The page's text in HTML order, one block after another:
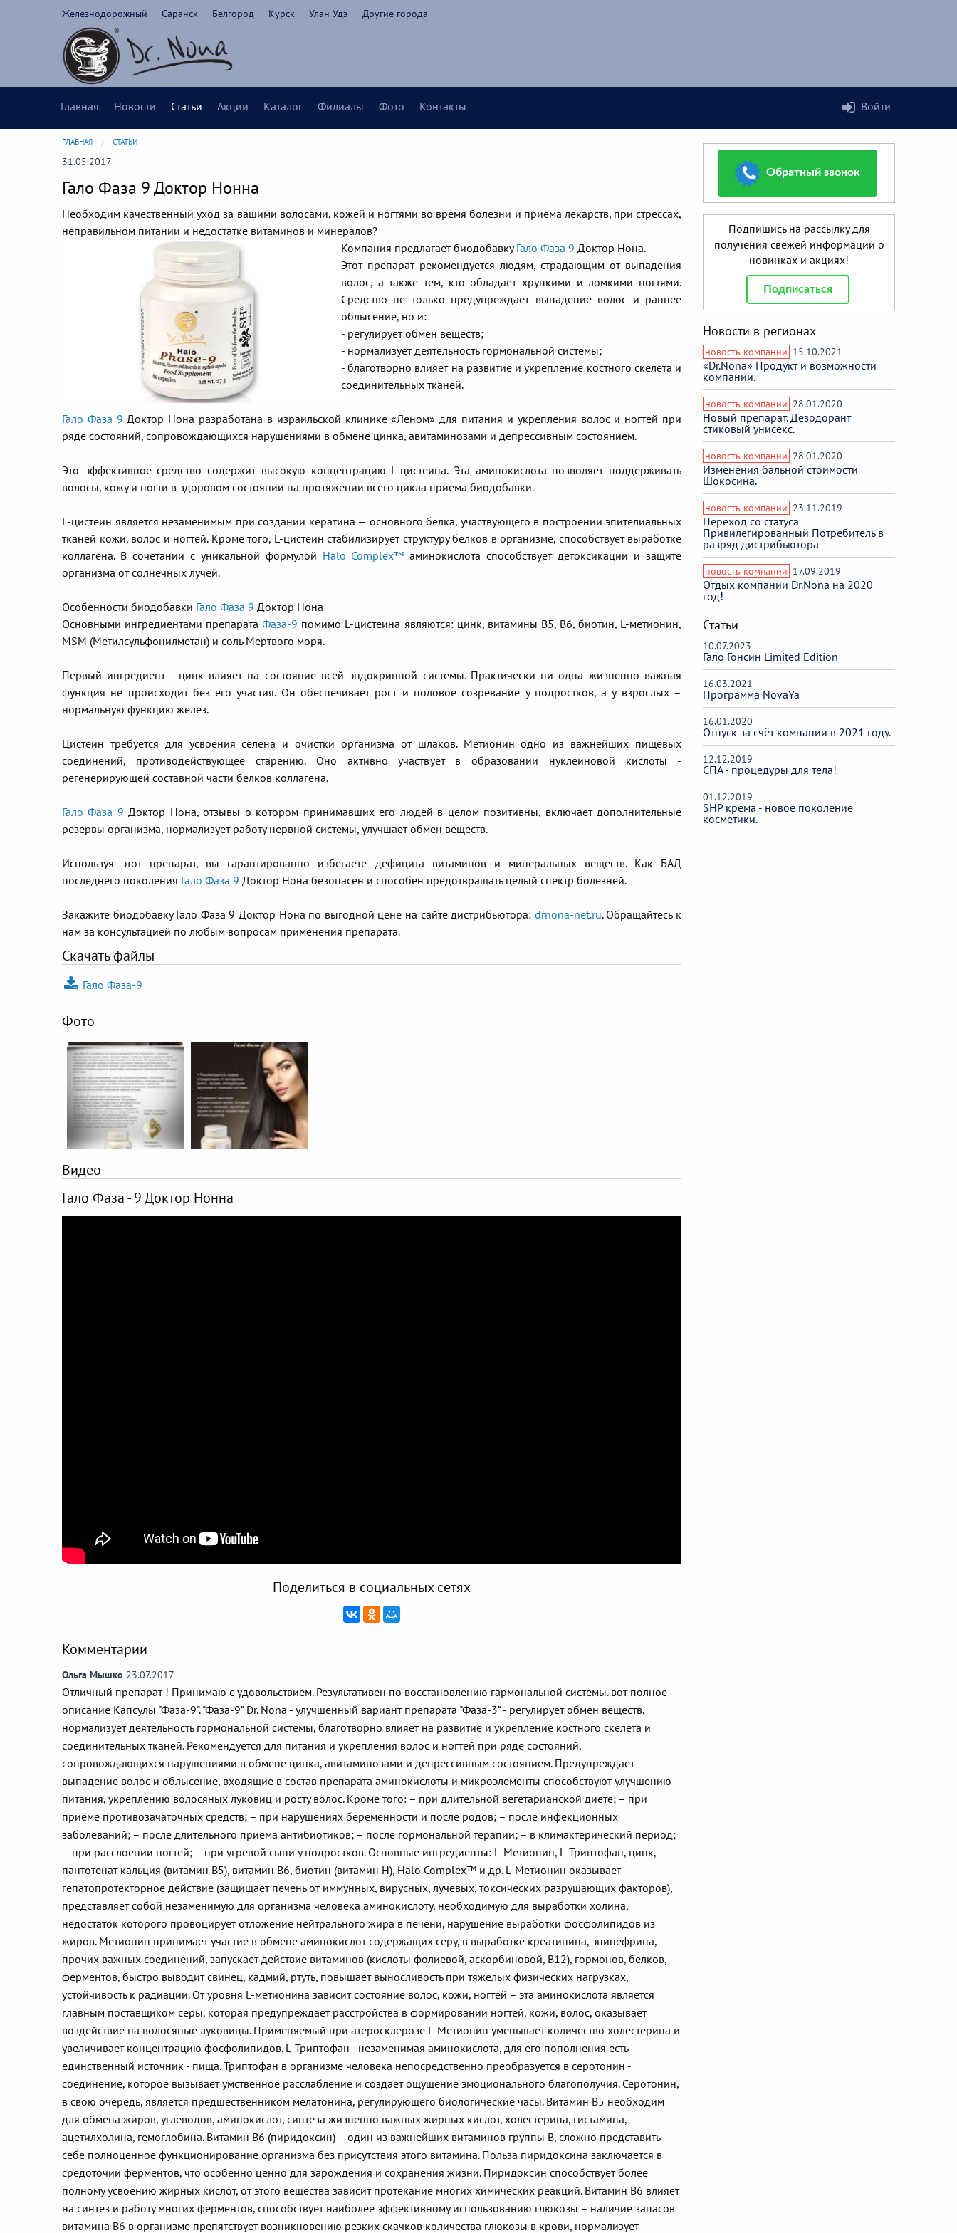
Железнодорожный Саранск Белгород Курск Улан-Удэ Другие города
Главная Новости Статьи Акции Каталог Филиалы Фото Контакты Войти
ГЛАВНАЯ СТАТЬИ
31.05.2017
Гало Фаза 9 Доктор Нонна
Необходим качественный уход за вашими волосами, кожей и ногтями во время болезни и приема лекарств, при стрессах,
неправильном питании и недостатке витаминов и минералов?
Компания предлагает биодобавкуГало Фаза 9 Доктор Нона.
Этот препарат рекомендуется людям, страдающим от выпадения
волос, а также тем, кто обладает хрупкими и ломкими ногтями.
Средство не только предупреждает выпадение волос и раннее
облысение, но и:
- регулирует обмен веществ;
- нормализует деятельность гормональной системы;
- благотворно влияет на развитие и укрепление костного скелета и
соединительных тканей.
Гало Фаза 9 Доктор Нона разработана в израильской клинике «Леном» для питания и укрепления волос и ногтей при
ряде состояний, сопровождающихся нарушениями в обмене цинка, авитаминозами и депрессивным состоянием.
Это эффективное средство содержит высокую концентрацию L-цистеина. Эта аминокислота позволяет поддерживать
волосы, кожу и ногти в здоровом состоянии на протяжении всего цикла приема биодобавки.
L-цистеин является незаменимым при создании кератина — основного белка, участвующего в построении эпителиальных
тканей кожи, волос и ногтей. Кроме того, L-цистеин стабилизирует структуру белков в организме, способствует выработке
коллагена. В сочетании с уникальной формулой Halo Complex™ аминокислота способствует детоксикации и защите
организма от солнечных лучей.
Особенности биодобавки Гало Фаза 9 Доктор Нона
Основными ингредиентами препаратаФаза-9 помимо L-цистеина являются: цинк, витамины В5, В6, биотин, L-метионин,
MSM (Метилсульфонилметан) и соль Мертвого моря.
Первый ингредиент - цинк влияет на состояние всей эндокринной системы. Практически ни одна жизненно важная
функция не происходит без его участия. Он обеспечивает рост и половое созревание у подростков, а у взрослых –
нормальную функцию желез.
Цистеин требуется для усвоения селена и очистки организма от шлаков. Метионин одно из важнейших пищевых
соединений, противодействующее старению. Оно активно участвует в образовании нуклеиновой кислоты -
регенерирующей составной части белков коллагена.
Гало Фаза 9 Доктор Нона, отзывы о котором принимавших его людей в целом позитивны, включает дополнительные
резервы организма, нормализует работу нервной системы, улучшает обмен веществ.
Используя этот препарат, вы гарантированно избегаете дефицита витаминов и минеральных веществ. Как БАД
последнего поколения Гало Фаза 9 Доктор Нона безопасен и способен предотвращать целый спектр болезней.
Закажите биодобавку Гало Фаза 9 Доктор Нона по выгодной цене на сайте дистрибьютора: drnona-net.ru. Обращайтесь к
нам за консультацией по любым вопросам применения препарата.
Скачать файлы
Гало Фаза-9
Фото
Видео
Гало Фаза - 9 Доктор Нонна
Поделиться в социальных сетях
Комментарии
Ольга Мышко 23.07.2017
Отличный препарат ! Принимаю с удовольствием. Результативен по восстановлению гармональной системы. вот полное
описание Капсулы "Фаза-9". "Фаза-9” Dr. Nona - улучшенный вариант препарата "Фаза-3” - регулирует обмен веществ,
нормализует деятельность гормональной системы, благотворно влияет на развитие и укрепление костного скелета и
соединительных тканей. Рекомендуется для питания и укрепления волос и ногтей при ряде состояний,
сопровождающихся нарушениями в обмене цинка, авитаминозами и депрессивным состоянием. Предупреждает
выпадение волос и облысение, входящие в состав препарата аминокислоты и микроэлементы способствуют улучшению
питания, укреплению волосяных луковиц и росту волос. Кроме того: – при длительной вегетарианской диете; – при
приёме противозачаточных средств; – при нарушениях беременности и после родов; – после инфекционных
заболеваний; – после длительного приёма антибиотиков; – после гормональной терапии; – в климактерический период;
– при расслоении ногтей; – при угревой сыпи у подростков. Основные ингредиенты: L-Метионин, L-Триптофан, цинк,
пантотенат кальция (витамин В5), витамин В6, биотин (витамин Н), Halo Complex™ и др. L-Метионин оказывает
гепатопротекторное действие (защищает печень от иммунных, вирусных, лучевых, токсических разрушающих факторов),
представляет собой незаменимую для организма человека аминокислоту, необходимую для выработки холина,
недостаток которого провоцирует отложение нейтрального жира в печени, нарушение выработки фосфолипидов из
жиров. Метионин принимает участие в обмене аминокислот содержащих серу, в выработке креатинина, эпинефрина,
прочих важных соединений, запускает действие витаминов (кислоты фолиевой, аскорбиновой, В12), гормонов, белков,
ферментов, быстро выводит свинец, кадмий, ртуть, повышает выносливость при тяжелых физических нагрузках,
устойчивость к радиации. От уровня L-метионина зависит состояние волос, кожи, ногтей – эта аминокислота является
главным поставщиком серы, которая предупреждает расстройства в формировании ногтей, кожи, волос, оказывает
воздействие на волосяные луковицы. Применяемый при атеросклерозе L-Метионин уменьшает количество холестерина и
увеличивает концентрацию фосфолипидов. L-Триптофан - незаменимая аминокислота, для его пополнения есть
единственный источник - пища. Триптофан в организме человека непосредственно преобразуется в серотонин -
соединение, которое вызывает умственное расслабление и создает ощущение эмоционального благополучия. Серотонин,
в свою очередь, является предшественником мелатонина, регулирующего биологические часы. Витамин В5 необходим
для обмена жиров, углеводов, аминокислот, синтеза жизненно важных жирных кислот, холестерина, гистамина,
ацетилхолина, гемоглобина. Витамин B6 (пиридоксин) – один из важнейших витаминов группы В, сложно представить
себе полноценное функционирование организма без присутствия этого витамина. Польза пиридоксина заключается в
средоточии ферментов, что особенно ценно для зарождения и сохранения жизни. Пиридоксин способствует более
полному усвоению жирных кислот, от этого вещества зависит протекание многих химических реакций. Витамин B6 влияет
на синтез и работу многих ферментов, способствует наиболее эффективному использованию глюкозы – наличие запасов
витамина B6 в организме препятствует возникновению резких скачков количества глюкозы в крови, нормализует
Обратный звонок
Подпишись на рассылку для
получения свежей информации о
новинках и акциях!
Подписаться
Новости в регионах
новость компании 15.10.2021
«Dr.Nona» Продукт и возможности
компании.
новость компании 28.01.2020
Новый препарат. Дезодорант
стиковый унисекс.
новость компании 28.01.2020
Изменения бальной стоимости
Шокосина.
новость компании 23.11.2019
Переход со статуса
Привилегированный Потребитель в
разряд дистрибьютора
новость компании 17.09.2019
Отдых компании Dr.Nona на 2020
год!
Статьи
10.07.2023
Гало Гонсин Limited Edition
16.03.2021
Программа NovaYa
16.01.2020
Отпуск за счёт компании в 2021 году.
12.12.2019
СПА - процедуры для тела!
01.12.2019
SHP крема - новое поколение
косметики.